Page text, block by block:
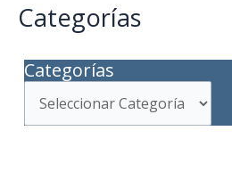
Categorías
Categorías